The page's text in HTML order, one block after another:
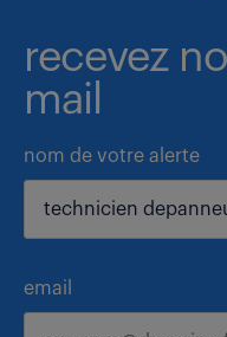
recevez
mail
nom de votre alerte
email